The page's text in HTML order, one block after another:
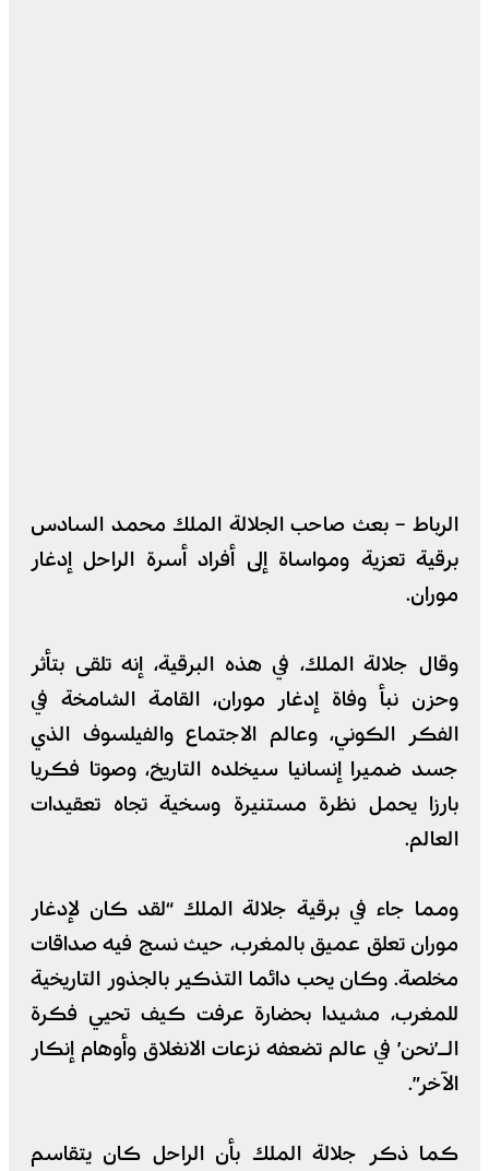
الرباط – بعث صاحب الجلالة الملك محمد السادس
برقية تعزية ومواساة إلى أفراد أسرة الراحل إدغار
موران.
وقال جلالة الملك، في هذه البرقية، إنه تلقى بتأثر
وحزن نبأ وفاة إدغار موران، القامة الشامخة في
الفكر الكوني، وعالم الاجتماع والفيلسوف الذي
جسد ضميرا إنسانيا سيخلده التاريخ، وصوتا فكريا
بارزا يحمل نظرة مستنيرة وسخية تجاه تعقيدات
العالم.
ومما جاء في برقية جلالة الملك “لقد كان لإدغار
موران تعلق عميق بالمغرب، حيث نسج فيه صداقات
مخلصة. وكان يحب دائما التذكير بالجذور التاريخية
للمغرب، مشيدا بحضارة عرفت كيف تحيي فكرة
الـ’نحن’ في عالم تضعفه نزعات الانغلاق وأوهام إنكار
الآخر”.
كما ذكر جلالة الملك بأن الراحل كان يتقاسم